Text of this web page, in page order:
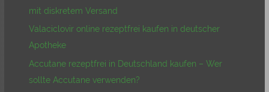
mit diskretem Versand
Valaciclovir online rezeptfrei kaufen in deutscher
Apotheke
Accutane rezeptfrei in Deutschland kaufen – Wer
sollte Accutane verwenden?